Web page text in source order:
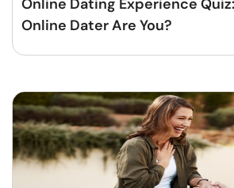
Online Dating Experience
Online Dater Are You?